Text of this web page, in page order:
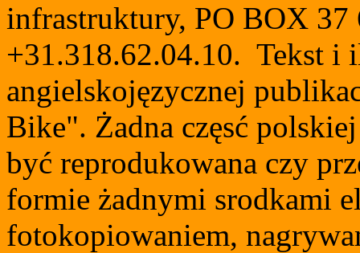
infrastruktury, PO BOX
+31.318.62.04.10. Tekst i
angielskojęzycznej
Bike". Żadna częsć
być reprodukowana czy
formie żadnymi srodkami
fotokopiowaniem,